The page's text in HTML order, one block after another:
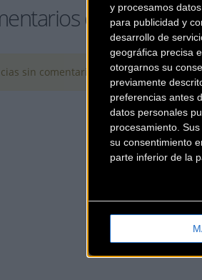
y procesamos
para publicidad y
desarrollo de
geográfica precisa
otorgarnos su
previamente
preferencias antes
datos personales
procesamiento.
su consentimiento
parte inferior de la
de la Noticia
sin comentarios. ¡Ya puedes escribir